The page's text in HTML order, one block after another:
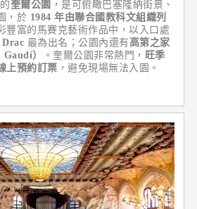
奎爾公園 ，是可俯瞰巴塞隆納街景、
，於 1984 年由聯合國教科文組織列
豐富的馬賽克藝術作品中，以入口處
Drac 最為出名；公園內還有 高第之家
）
。奎爾公園非常熱門， 旺季
上預約訂票 ，避免現場無法入園。